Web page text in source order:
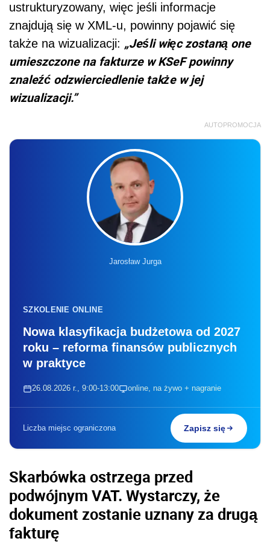
ustrukturyzowany, więc jeśli informacje
znajdują się w XML-u, powinny pojawić się
także na wizualizacji: „Jeśli więc zostaną one
umieszczone na fakturze w KSeF powinny
znaleźć odzwierciedlenie także w jej
wizualizacji.”
AUTOPROMOCJA
Jarosław Jurga
SZKOLENIE ONLINE
Nowa klasyfikacja budżetowa od 2027
roku – reforma finansów publicznych
w praktyce
26.08.2026 r., 9:00-13:00 online, na żywo + nagranie
Liczba miejsc ograniczona Zapisz się
Skarbówka ostrzega przed
podwójnym VAT. Wystarczy, że
dokument zostanie uznany za drugą
fakturę